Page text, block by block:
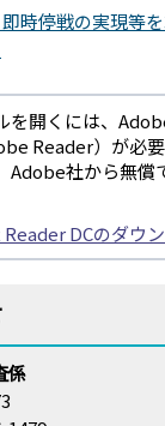
時停戦の実現等
を開くには、
Reader）が必要
Adobe社から無償
DCのダウ
係